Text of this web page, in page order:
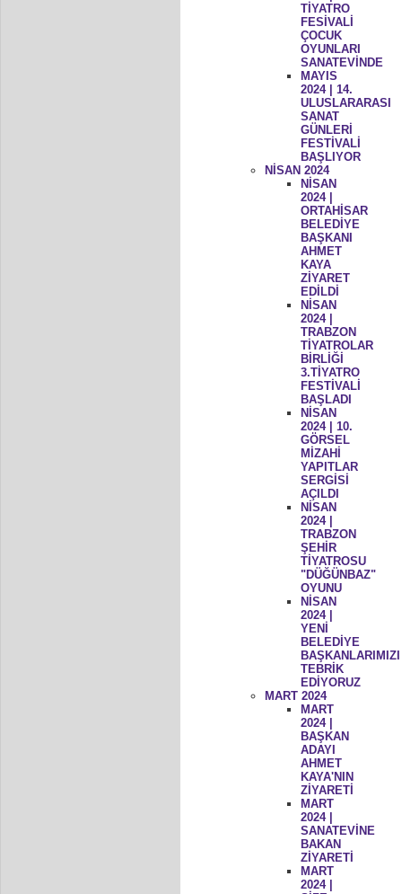
TİYATRO
FESİVALİ
ÇOCUK
OYUNLARI
SANATEVİNDE
MAYIS
2024 | 14.
ULUSLARARASI
SANAT
GÜNLERİ
FESTİVALİ
BAŞLIYOR
NİSAN 2024
NİSAN
2024 |
ORTAHİSAR
BELEDİYE
BAŞKANI
AHMET
KAYA
ZİYARET
EDİLDİ
NİSAN
2024 |
TRABZON
TİYATROLAR
BİRLİĞİ
3.TİYATRO
FESTİVALİ
BAŞLADI
NİSAN
2024 | 10.
GÖRSEL
MİZAHİ
YAPITLAR
SERGİSİ
AÇILDI
NİSAN
2024 |
TRABZON
ŞEHİR
TİYATROSU
"DÜĞÜNBAZ"
OYUNU
NİSAN
2024 |
YENİ
BELEDİYE
BAŞKANLARIMIZI
TEBRİK
EDİYORUZ
MART 2024
MART
2024 |
BAŞKAN
ADAYI
AHMET
KAYA'NIN
ZİYARETİ
MART
2024 |
SANATEVİNE
BAKAN
ZİYARETİ
MART
2024 |